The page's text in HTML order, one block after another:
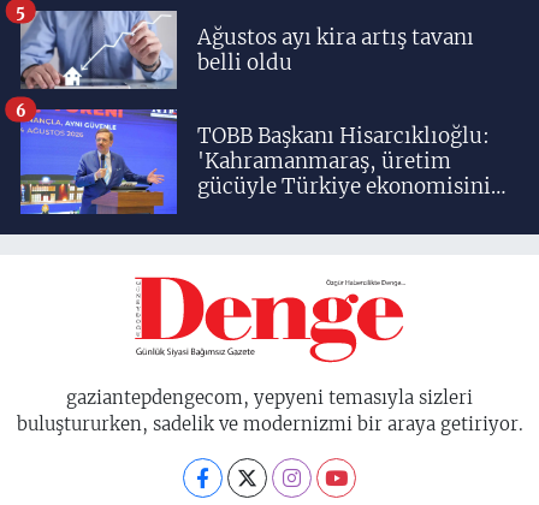
Ağustos ayı kira artış tavanı
belli oldu
5
TOBB Başkanı Hisarcıklıoğlu:
'Kahramanmaraş, üretim
gücüyle Türkiye ekonomisinin
birisidir'
6
gaziantepdengecom, yepyeni temasıyla sizleri
buluştururken, sadelik ve modernizmi bir araya getiriyor.